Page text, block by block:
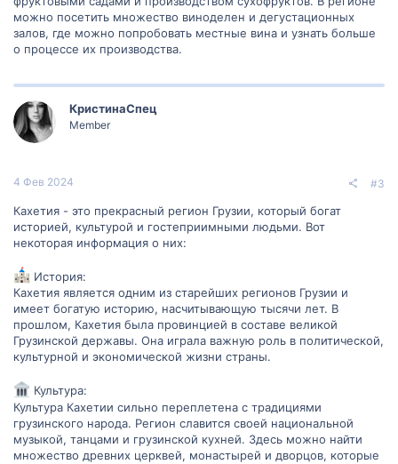
можно посетить множество виноделен и дегустационных
залов, где можно попробовать местные вина и узнать больше
о процессе их производства.
КристинаСпец
Member
4 Фев 2024 #3
Кахетия - это прекрасный регион Грузии, который богат
историей, культурой и гостеприимными людьми. Вот
некоторая информация о них:
История:
Кахетия является одним из старейших регионов Грузии и
имеет богатую историю, насчитывающую тысячи лет. В
прошлом, Кахетия была провинцией в составе великой
Грузинской державы. Она играла важную роль в политической,
культурной и экономической жизни страны.
Культура:
Культура Кахетии сильно переплетена с традициями
грузинского народа. Регион славится своей национальной
музыкой, танцами и грузинской кухней. Здесь можно найти
множество древних церквей, монастырей и дворцов, которые